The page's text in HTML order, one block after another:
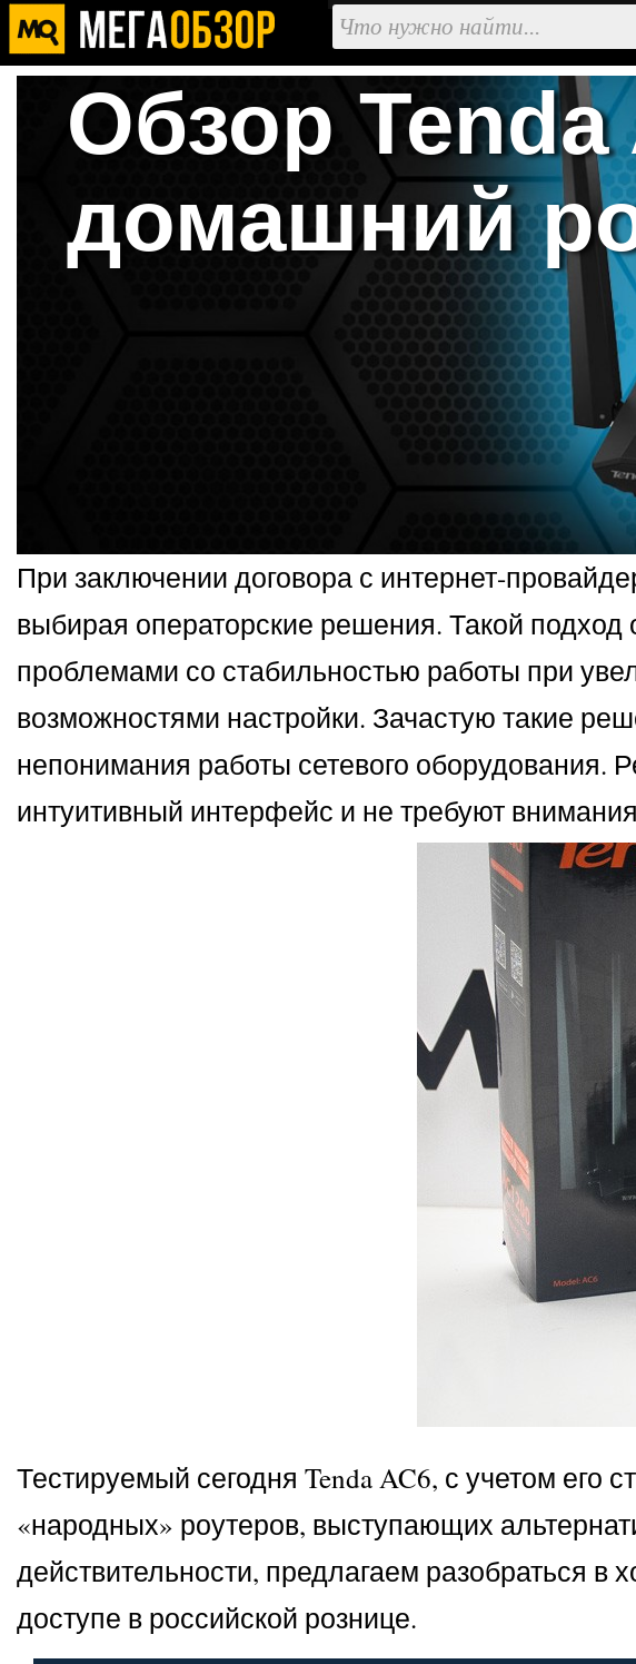
Обзор
домашний
При заключении договора с интернет-
выбирая операторские решения. Такой
проблемами со стабильностью работы при
возможностями настройки. Зачастую такие
непонимания работы сетевого
интуитивный интерфейс и не требуют
Тестируемый сегодня Tenda AC6, с учетом его
«народных» роутеров, выступающих
действительности, предлагаем разобраться
доступе в российской рознице.